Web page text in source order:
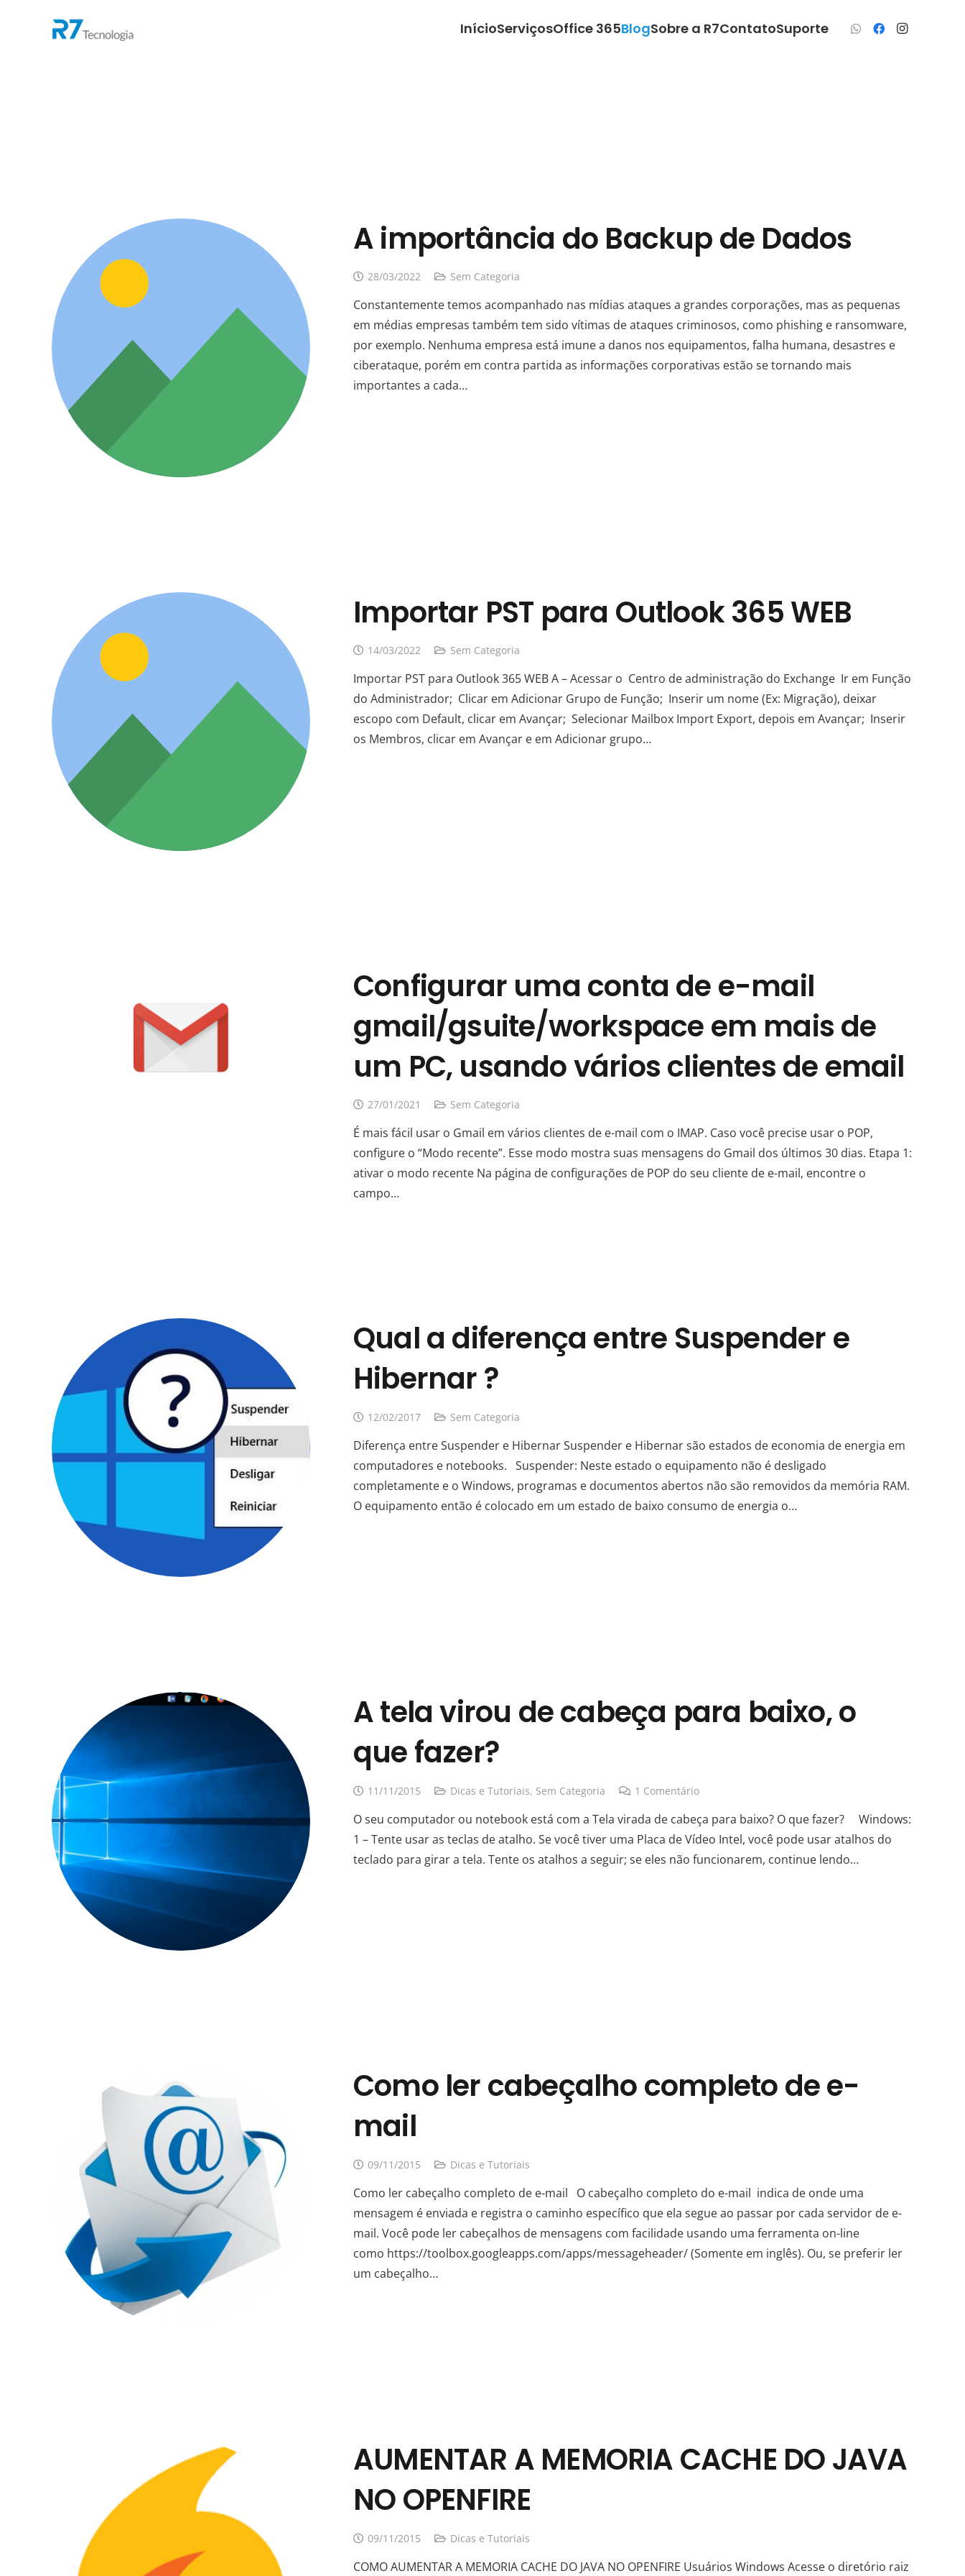
InícioServiçosOffice 365BlogSobre a R7ContatoSuporte
A importância do Backup de Dados
28/03/2022 Sem Categoria
Constantemente temos acompanhado nas mídias ataques a grandes corporações, mas as pequenas
em médias empresas também tem sido vítimas de ataques criminosos, como phishing e ransomware,
por exemplo. Nenhuma empresa está imune a danos nos equipamentos, falha humana, desastres e
ciberataque, porém em contra partida as informações corporativas estão se tornando mais
importantes a cada…
Importar PST para Outlook 365 WEB
14/03/2022 Sem Categoria
Importar PST para Outlook 365 WEB A – Acessar o Centro de administração do Exchange Ir em Função
do Administrador; Clicar em Adicionar Grupo de Função; Inserir um nome (Ex: Migração), deixar
escopo com Default, clicar em Avançar; Selecionar Mailbox Import Export, depois em Avançar; Inserir
os Membros, clicar em Avançar e em Adicionar grupo…
Configurar uma conta de e-mail
gmail/gsuite/workspace em mais de
um PC, usando vários clientes de email
27/01/2021 Sem Categoria
É mais fácil usar o Gmail em vários clientes de e-mail com o IMAP. Caso você precise usar o POP,
configure o “Modo recente”. Esse modo mostra suas mensagens do Gmail dos últimos 30 dias. Etapa 1:
ativar o modo recente Na página de configurações de POP do seu cliente de e-mail, encontre o
campo…
Qual a diferença entre Suspender e
Hibernar ?
12/02/2017 Sem Categoria
Diferença entre Suspender e Hibernar Suspender e Hibernar são estados de economia de energia em
computadores e notebooks. Suspender: Neste estado o equipamento não é desligado
completamente e o Windows, programas e documentos abertos não são removidos da memória RAM.
O equipamento então é colocado em um estado de baixo consumo de energia o…
A tela virou de cabeça para baixo, o
que fazer?
11/11/2015 Dicas e Tutoriais, Sem Categoria 1 Comentário
O seu computador ou notebook está com a Tela virada de cabeça para baixo? O que fazer? Windows:
1 – Tente usar as teclas de atalho. Se você tiver uma Placa de Vídeo Intel, você pode usar atalhos do
teclado para girar a tela. Tente os atalhos a seguir; se eles não funcionarem, continue lendo…
Como ler cabeçalho completo de e-
mail
09/11/2015 Dicas e Tutoriais
Como ler cabeçalho completo de e-mail O cabeçalho completo do e-mail indica de onde uma
mensagem é enviada e registra o caminho específico que ela segue ao passar por cada servidor de e-
mail. Você pode ler cabeçalhos de mensagens com facilidade usando uma ferramenta on-line
como https://toolbox.googleapps.com/apps/messageheader/ (Somente em inglês). Ou, se preferir ler
um cabeçalho…
AUMENTAR A MEMORIA CACHE DO JAVA
NO OPENFIRE
09/11/2015 Dicas e Tutoriais
COMO AUMENTAR A MEMORIA CACHE DO JAVA NO OPENFIRE Usuários Windows Acesse o diretório raiz